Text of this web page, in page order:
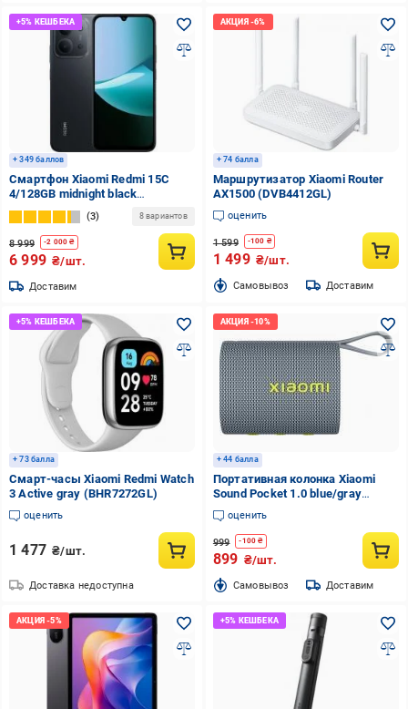
+ 349 баллов
Смартфон Xiaomi Redmi 15C
4/128GB midnight black
(1163425)
3 8 вариантов
8 999 -2 000 ₴
6 999 ₴/шт.
Доставим
+ 74 балла
Маршрутизатор Xiaomi Router
AX1500 (DVB4412GL)
оценить
1 599 -100 ₴
1 499 ₴/шт.
Cамовывоз Доставим
+ 73 балла
Смарт-часы Xiaomi Redmi Watch
3 Active gray (BHR7272GL)
оценить
1 477 ₴/шт.
Доставка недоступна
+ 44 балла
Портативная колонка Xiaomi
Sound Pocket 1.0 blue/gray
(1168143)
оценить
999 -100 ₴
899 ₴/шт.
Cамовывоз Доставим